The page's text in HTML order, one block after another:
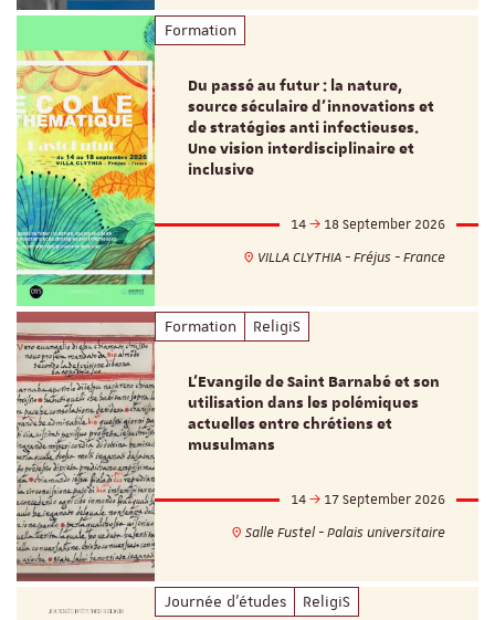
Formation
Du passé au futur : la nature,
source séculaire d’innovations et
de stratégies anti infectieuses.
Une vision interdisciplinaire et
inclusive
14
18 September 2026
VILLA CLYTHIA - Fréjus - France
Formation ReligiS
L’Evangile de Saint Barnabé et son
utilisation dans les polémiques
actuelles entre chrétiens et
musulmans
14
17 September 2026
Salle Fustel - Palais universitaire
Journée d'études ReligiS